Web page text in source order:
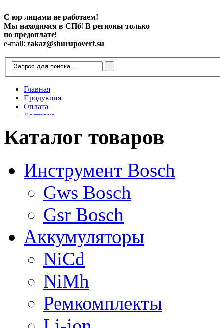
С юр лицами не работаем!
Мы находимся в СПб! В регионы только
по предоплате!
e-mail: zakaz@shurupovert.su
Главная
Продукция
Оплата
Доставка
Статьи
Каталог товаров
Инструмент Bosch
Gws Bosch
Gsr Bosch
Аккумуляторы
NiCd
NiMh
Ремкомплекты